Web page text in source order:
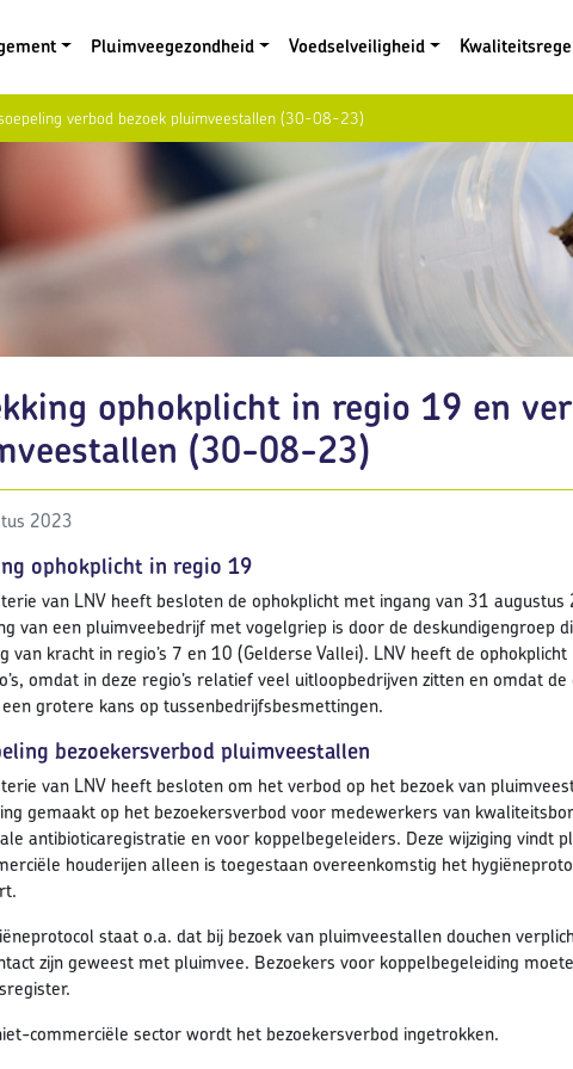
Pluimveegezondheid Voedselveiligheid
verbod bezoek pluimveestallen (30-08-23)
ophokplicht in regio 19 en
(30-08-23)
2023
ophokplicht in regio 19
van LNV heeft besloten de ophokplicht met ingang van 31
van een pluimveebedrijf met vogelgriep is door de deskundigengroep
van kracht in regio’s 7 en 10 (Gelderse Vallei). LNV heeft de
omdat in deze regio’s relatief veel uitloopbedrijven zitten en omdat
grotere kans op tussenbedrijfsbesmettingen.
bezoekersverbod pluimveestallen
van LNV heeft besloten om het verbod op het bezoek van
gemaakt op het bezoekersverbod voor medewerkers van
antibioticaregistratie en voor koppelbegeleiders. Deze wijziging
houderijen alleen is toegestaan overeenkomstig het
staat o.a. dat bij bezoek van pluimveestallen douchen
zijn geweest met pluimvee. Bezoekers voor koppelbegeleiding
commerciële sector wordt het bezoekersverbod ingetrokken.